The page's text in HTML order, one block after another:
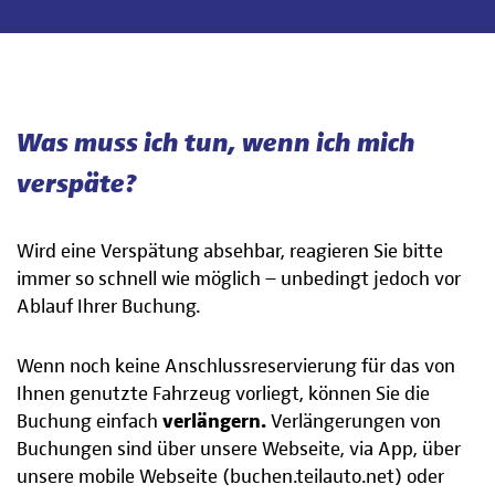
Was muss ich tun, wenn ich mich
verspäte?
Wird eine Verspätung absehbar, reagieren Sie bitte
immer so schnell wie möglich – unbedingt jedoch vor
Ablauf Ihrer Buchung.
Wenn noch keine Anschlussreservierung für das von
Ihnen genutzte Fahrzeug vorliegt, können Sie die
Buchung einfach verlängern. Verlängerungen von
Buchungen sind über unsere Webseite, via App, über
unsere mobile Webseite (buchen.teilauto.net) oder